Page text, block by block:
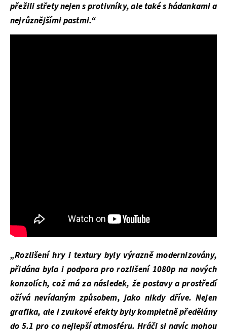
přežili střety nejen s protivníky, ale také s hádankami a
nejrůznějšími pastmi.“
„Rozlišení hry i textury byly výrazně modernizovány,
přidána byla i podpora pro rozlišení 1080p na nových
konzolích, což má za následek, že postavy a prostředí
ožívá nevídaným způsobem, jako nikdy dříve. Nejen
grafika, ale i zvukové efekty byly kompletně předělány
do 5.1 pro co nejlepší atmosféru. Hráči si navíc mohou